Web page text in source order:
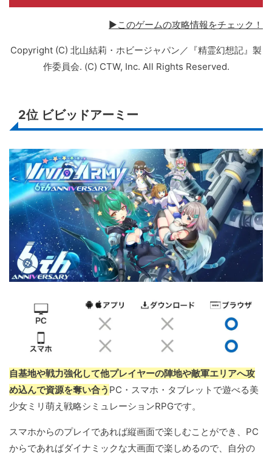
▶このゲームの攻略情報をチェック！
Copyright (C) 北山結莉・ホビージャパン／『精霊幻想記』製
作委員会. (C) CTW, Inc. All Rights Reserved.
2位 ビビッドアーミー
自基地や戦力強化して他プレイヤーの陣地や敵軍エリアへ攻
め込んで資源を奪い合う PC・スマホ・タブレットで遊べる美
少女ミリ萌え戦略シミュレーションRPGです。
スマホからのプレイであれば縦画面で楽しむことができ、PC
からであればダイナミックな大画面で楽しめるので、自分の